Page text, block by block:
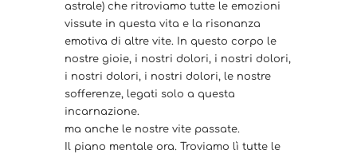
astrale) che ritroviamo tutte le emozioni
vissute in questa vita e la risonanza
emotiva di altre vite. In questo corpo le
nostre gioie, i nostri dolori, i nostri dolori,
i nostri dolori, i nostri dolori, le nostre
sofferenze, legati solo a questa
incarnazione.
ma anche le nostre vite passate.
Il piano mentale ora. Troviamo lì tutte le